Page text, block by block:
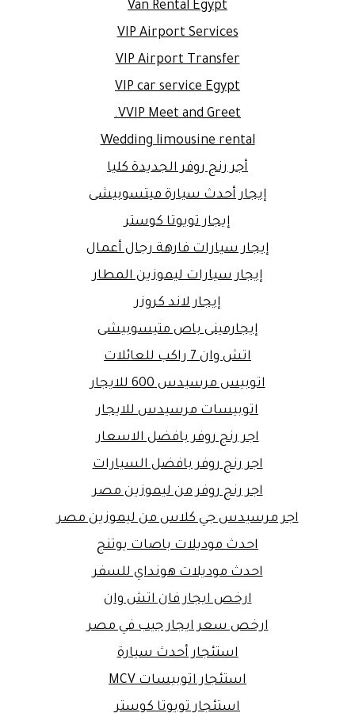
Van Rental Egypt
VIP Airport Services
VIP Airport Transfer
VIP car service Egypt
VVIP Meet and Greet.
Wedding limousine rental
أجر رنج روفر الجديدة كليا
إيجار أحدث سيارة ميتسوبيشى
إيجار تويوتا كوستر
إيجار سيارات فارهة رجال أعمال
إيجار سيارات ليموزين المطار
إيجار لاند كروزر
إيجارمينى باص متيسوبيشى
اتش وان 7 راكب للعائلات
اتوبيس مرسيدس 600 للايجار
اتوبيسات مرسيدس للايجار
اجر رنج روفر بافضل الاسعار
اجر رنج روفر بافضل السيارات
اجر رنج روفر من ليموزين مصر
اجر مرسيدس جي كلاس من ليموزين مصر
احدث موديلات باصات يوتنج
احدث موديلات هونداي للسفر
ارخص ايجار فان اتش وان
ارخص سعر ايجار جيب في مصر
استئجار أحدث سيارة
استئجار اتوبيسات MCV
استئجار تويوتا كوستر